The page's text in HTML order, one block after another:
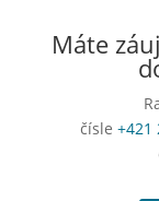
Máte
čísle +421